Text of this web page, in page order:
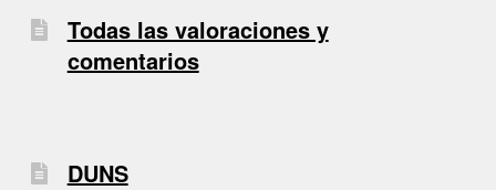
Todas las valoraciones y
comentarios
DUNS